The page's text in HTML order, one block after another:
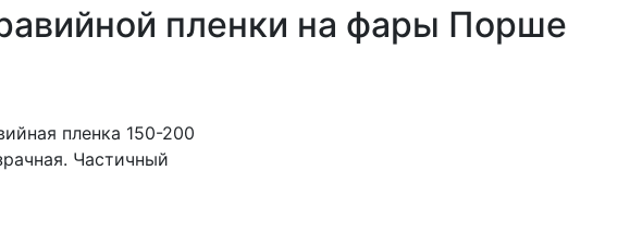
пленки на фары Порше
пленка 150-200
Частичный